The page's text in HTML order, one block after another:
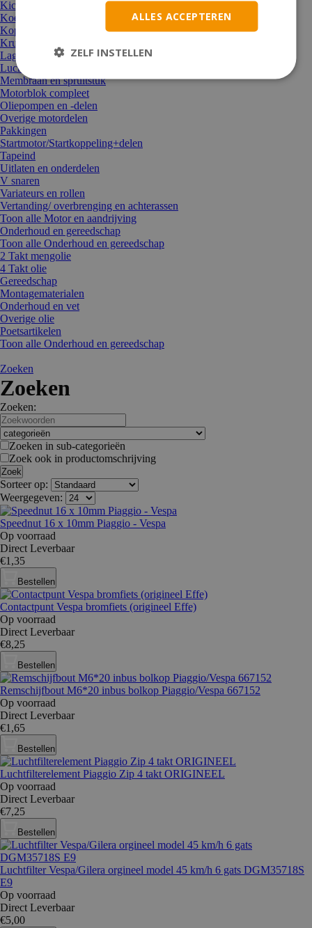
Kickstarters en onderdelen
Koeling/thermostaat/waterpomp
Koppelingen en delen
Krukassen + moeren
Lagers en keerringen
Luchtfilters
Membraan en spruitstuk
Motorblok compleet
Oliepompen en -delen
Overige motordelen
Pakkingen
Startmotor/Startkoppeling+delen
Tapeind
Uitlaten en onderdelen
V snaren
Variateurs en rollen
Vertanding/ overbrenging en achterassen
Toon alle Motor en aandrijving
Onderhoud en gereedschap
Toon alle Onderhoud en gereedschap
2 Takt mengolie
4 Takt olie
Gereedschap
Montagematerialen
Onderhoud en vet
Overige olie
Poetsartikelen
Toon alle Onderhoud en gereedschap
Zoeken
Zoeken
Zoeken:
Zoeken in sub-categorieën
Zoek ook in productomschrijving
Sorteer op:
Weergegeven:
Speednut 16 x 10mm Piaggio - Vespa
Op voorraad
Direct Leverbaar
€1,35
Bestellen
Contactpunt Vespa bromfiets (origineel Effe)
Op voorraad
Direct Leverbaar
€8,25
Bestellen
Remschijfbout M6*20 inbus bolkop Piaggio/Vespa 667152
Op voorraad
Direct Leverbaar
€1,65
Bestellen
Luchtfilterelement Piaggio Zip 4 takt ORIGINEEL
Op voorraad
Direct Leverbaar
€7,25
Bestellen
Luchtfilter Vespa/Gilera orgineel model 45 km/h 6 gats DGM35718S
E9
Op voorraad
Direct Leverbaar
€5,00
ALLES ACCEPTEREN
ZELF INSTELLEN